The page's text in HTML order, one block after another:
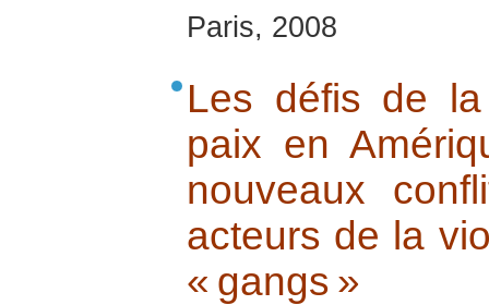
Paris, 2008
Les défis de
paix en
nouveaux
acteurs de la
« gangs »